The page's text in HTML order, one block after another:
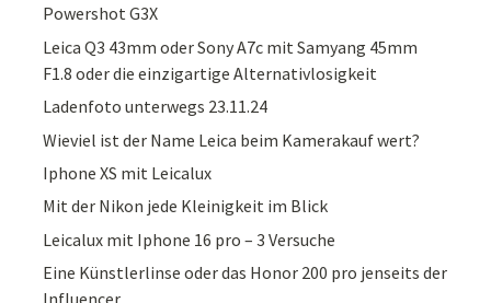
Powershot G3X
Leica Q3 43mm oder Sony A7c mit Samyang 45mm
F1.8 oder die einzigartige Alternativlosigkeit
Ladenfoto unterwegs 23.11.24
Wieviel ist der Name Leica beim Kamerakauf wert?
Iphone XS mit Leicalux
Mit der Nikon jede Kleinigkeit im Blick
Leicalux mit Iphone 16 pro – 3 Versuche
Eine Künstlerlinse oder das Honor 200 pro jenseits der